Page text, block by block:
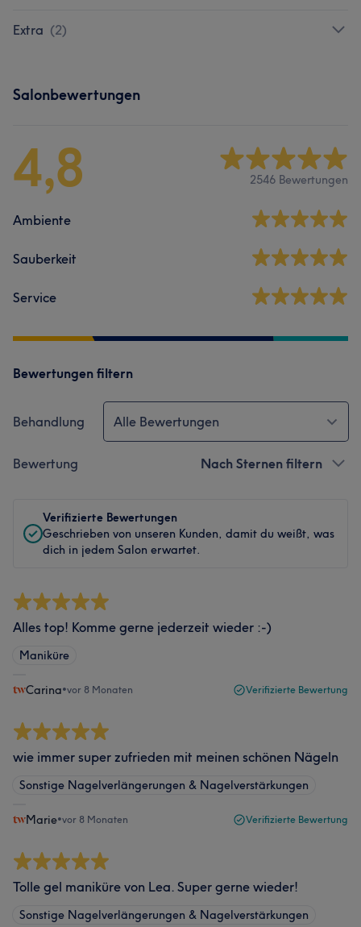
Extra (2)
Salonbewertungen
4,8 2546 Bewertungen
Ambiente
Sauberkeit
Service
Bewertungen filtern
Behandlung Alle Bewertungen
Bewertung Nach Sternen filtern
Verifizierte Bewertungen
Geschrieben von unseren Kunden, damit du weißt, was
dich in jedem Salon erwartet.
Alles top! Komme gerne jederzeit wieder :-)
Maniküre
Carina•vor 8 Monaten Verifizierte Bewertung
wie immer super zufrieden mit meinen schönen Nägeln
Sonstige Nagelverlängerungen & Nagelverstärkungen
Marie•vor 8 Monaten Verifizierte Bewertung
Tolle gel maniküre von Lea. Super gerne wieder!
Sonstige Nagelverlängerungen & Nagelverstärkungen